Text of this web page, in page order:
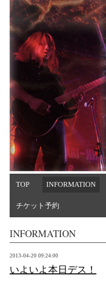
TOP INFORMATION
チケット予約
INFORMATION
2013-04-20 09:24:00
いよいよ本日デス！